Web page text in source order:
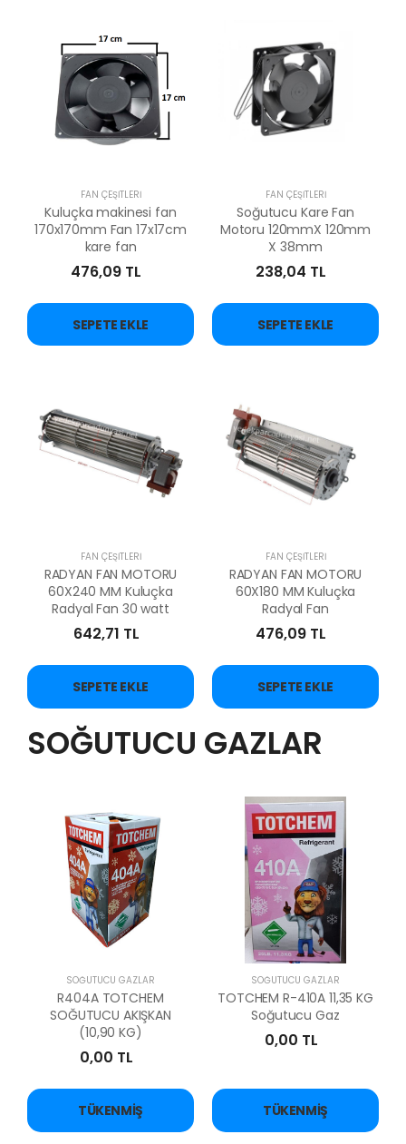
FAN ÇEŞİTLERİ
Kuluçka makinesi fan
170x170mm Fan 17x17cm
kare fan
476,09 TL
SEPETE EKLE
FAN ÇEŞİTLERİ
Soğutucu Kare Fan
Motoru 120mmX 120mm
X 38mm
238,04 TL
SEPETE EKLE
FAN ÇEŞİTLERİ
RADYAN FAN MOTORU
60X240 MM Kuluçka
Radyal Fan 30 watt
642,71 TL
SEPETE EKLE
FAN ÇEŞİTLERİ
RADYAN FAN MOTORU
60X180 MM Kuluçka
Radyal Fan
476,09 TL
SEPETE EKLE
SOĞUTUCU GAZLAR
SOĞUTUCU GAZLAR
R404A TOTCHEM
SOĞUTUCU AKIŞKAN
(10,90 KG)
0,00 TL
TÜKENMIŞ
SOĞUTUCU GAZLAR
TOTCHEM R-410A 11,35 KG
Soğutucu Gaz
0,00 TL
TÜKENMIŞ